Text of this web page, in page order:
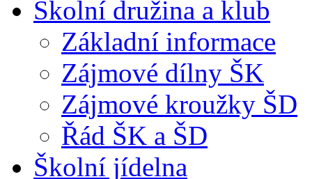
Školní družina a klub
Základní informace
Zájmové dílny ŠK
Zájmové kroužky ŠD
Řád ŠK a ŠD
Školní jídelna